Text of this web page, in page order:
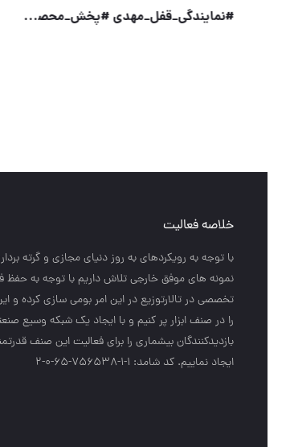
قفل گاوصندوقی گلف GULF کارتن ۵۰ عدد
خلاصه فعالیت
با توجه به رويكردهاي به روز دنياي مجازي و گرته برداري از
نمونه هاي موفق خارجي تلاش داريم با توجه به حفظ فضاي
تخصصي در تالارتوزيع در اين امر بومي سازي كرده و اين خلا
را در صنف ابزار پر كنيم و با ايجاد يك شبكه وسيع صنعتي
بازديدكنندگان بيشماري را براي فعاليت اين صنف قدرتمند
ايجاد نماييم. کد شامد: 1-1-756538-65-0-2